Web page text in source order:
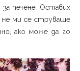
печене. Оставих
не ми се струваше
ако може да го